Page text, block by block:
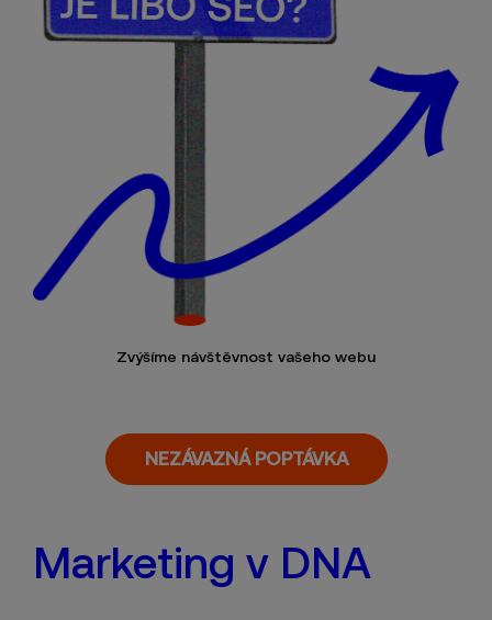
Zvýšíme návštěvnost vašeho webu
NEZÁVAZNÁ POPTÁVKA
Marketing v DNA